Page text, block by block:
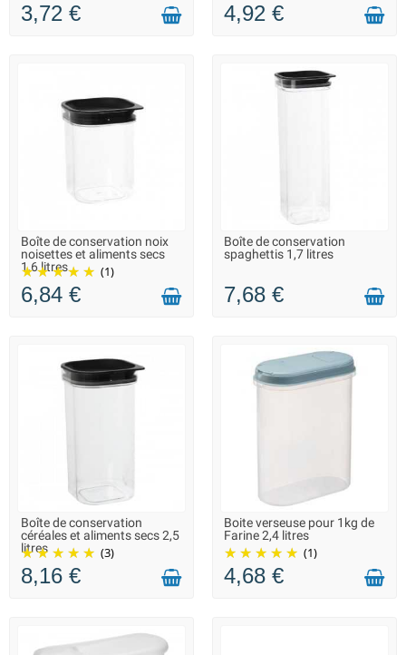
3,72 € 4,92 €
LIVRAISON 2 À 3 JOURS
Boîte de conservation noix
noisettes et aliments secs
1,6 litres
(1)
6,84 €
LIVRAISON 2 À 3 JOURS
Boîte de conservation
spaghettis 1,7 litres
7,68 €
LIVRAISON 2 À 3 JOURS
Boîte de conservation
céréales et aliments secs 2,5
litres
(3)
8,16 €
LIVRAISON 2 À 3 JOURS
Boite verseuse pour 1kg de
Farine 2,4 litres
(1)
4,68 €